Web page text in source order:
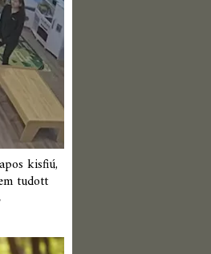
kisfiú,
tudott